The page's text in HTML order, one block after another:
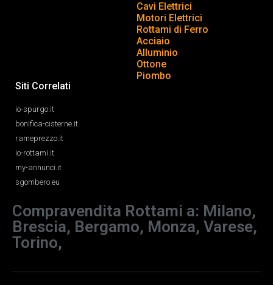
Cavi Elettrici
Motori Elettrici
Rottami di Ferro
Acciaio
Alluminio
Ottone
Piombo
Siti Correlati
io-spurgo.it
bonifica-cisterne.it
rameprezzo.it
io-rottami.it
my-annunci.it
sgombero.eu
Compravendita Rottami a: Milano,
Brescia, Bergamo, Monza, Varese,
Torino,